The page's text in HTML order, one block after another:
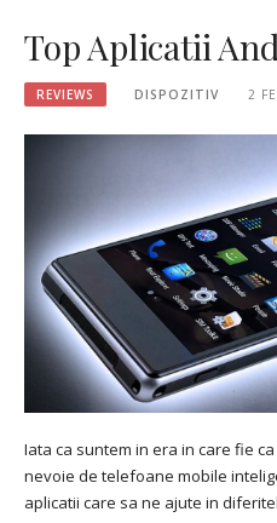
Top Aplicatii
REVIEWS DISPOZITIV 2
Iata ca suntem in era in care fie
nevoie de telefoane mobile
aplicatii care sa ne ajute in